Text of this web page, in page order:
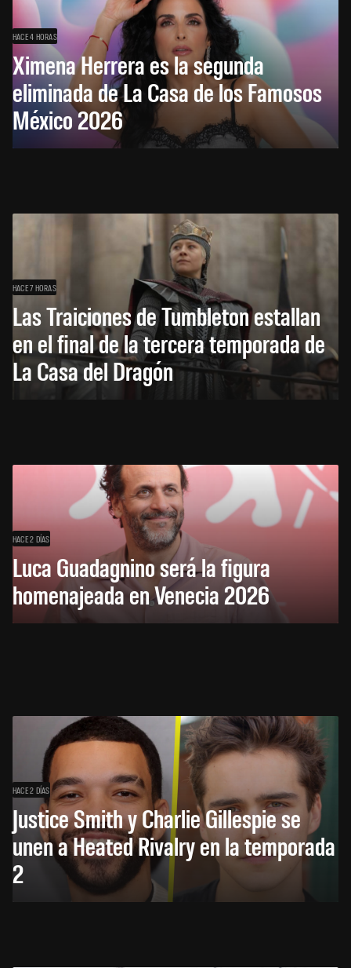
HACE 4 HORAS
Ximena Herrera es la segunda
eliminada de La Casa de los Famosos
México 2026
HACE 7 HORAS
Las Traiciones de Tumbleton estallan
en el final de la tercera temporada de
La Casa del Dragón
HACE 2 DÍAS
Luca Guadagnino será la figura
homenajeada en Venecia 2026
HACE 2 DÍAS
Justice Smith y Charlie Gillespie se
unen a Heated Rivalry en la temporada
2